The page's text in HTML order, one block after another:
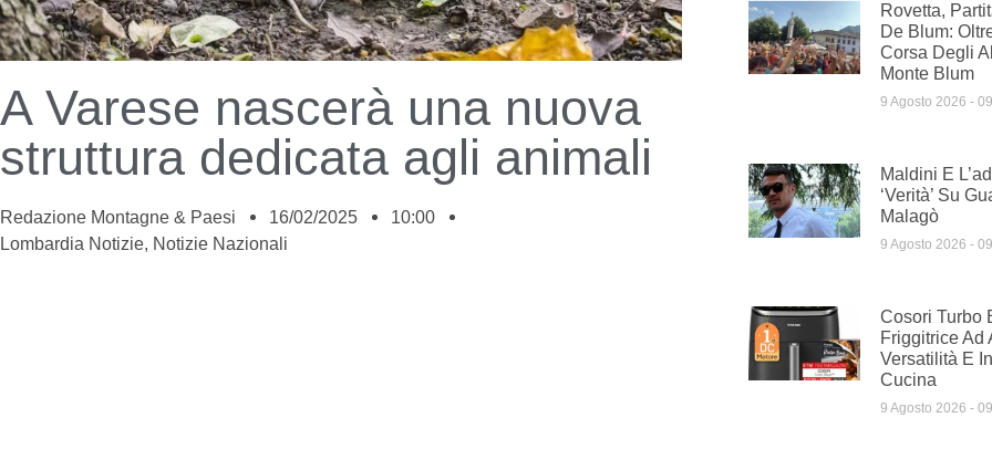
A Varese nascerà una nuova
struttura dedicata agli animali
Redazione Montagne & Paesi 16/02/2025
10:00
Lombardia Notizie, Notizie Nazionali
Rovetta,
De Blum:
Corsa Degli
Monte Blum
9 Agosto 2026
Maldini E
‘verità’ Su
Malagò
9 Agosto 2026
Cosori Turbo
Friggitrice Ad
Versatilità E
Cucina
9 Agosto 2026